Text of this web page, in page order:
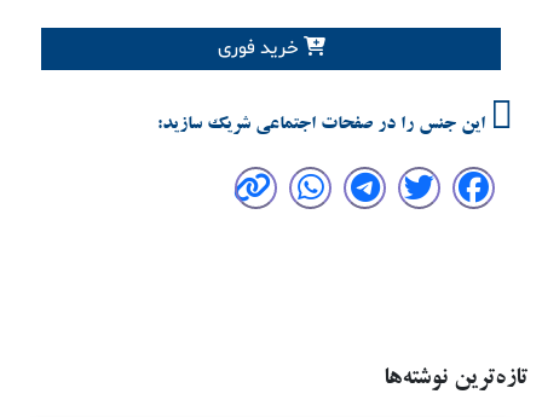
خرید فوری
این جنس را در صفحات اجتماعی شریک سازید:
تازه‌ترین نوشته‌ها